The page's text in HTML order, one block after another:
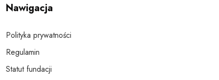
Nawigacja
Polityka prywatności
Regulamin
Statut fundacji